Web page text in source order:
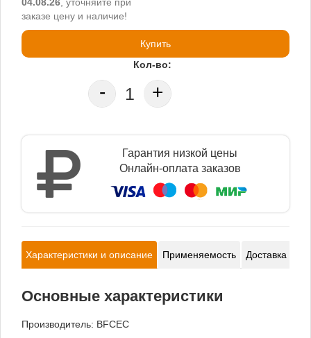
заказе цену и наличие!
Купить
Кол-во:
- +
Гарантия низкой цены
Онлайн-оплата заказов
Характеристики и описание Применяемость Доставка и
Основные характеристики
Производитель: BFCEC